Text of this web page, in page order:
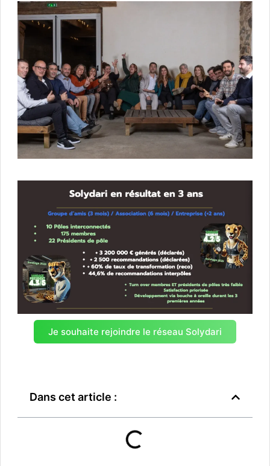
Je souhaite rejoindre le réseau Solydari
Dans cet article :